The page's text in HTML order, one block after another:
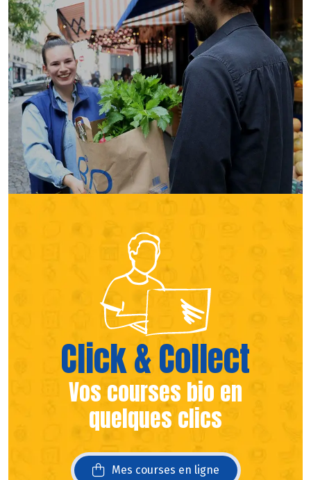
Click & Collect
Vos courses bio en
quelques clics
Mes courses en ligne